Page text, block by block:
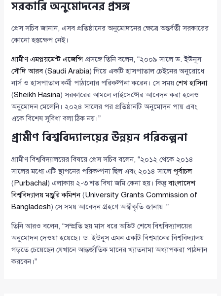
সরকারি অনুমোদনের প্রসঙ্গ
প্রেস সচিব জানান, এসব প্রতিষ্ঠানের অনুমোদনের ক্ষেত্রে অন্তর্বর্তী সরকারের
কোনো হস্তক্ষেপ নেই।
গ্রামীণ এমপ্লয়মেন্ট এজেন্সি প্রসঙ্গে তিনি বলেন, “২০০৯ সালে ড. ইউনূস
সৌদি আরব(Saudi Arabia) গিয়ে একটি হাসপাতাল চেইনের অনুরোধে
নার্স ও হাসপাতাল কর্মী পাঠানোর পরিকল্পনা করেন। সে সময়শেখ হাসিনা
(Sheikh Hasina) সরকারের আমলে লাইসেন্সের আবেদন করা হলেও
অনুমোদন মেলেনি। ২০২৪ সালের পর প্রতিষ্ঠানটি অনুমোদন পায় এবং
একে বিশেষ সুবিধা বলা ঠিক নয়।”
গ্রামীণ বিশ্ববিদ্যালয়ের উন্নয়ন পরিকল্পনা
গ্রামীণ বিশ্ববিদ্যালয়ের বিষয়ে প্রেস সচিব বলেন, “২০১২ থেকে ২০১৪
সালের মধ্যে এটি স্থাপনের পরিকল্পনা ছিল এবং ২০১৪ সালে পূর্বাচল
(Purbachal) এলাকায় ২-৩ শত বিঘা জমি কেনা হয়। কিন্তুবাংলাদেশ
বিশ্ববিদ্যালয় মঞ্জুরি কমিশন(University Grants Commission of
Bangladesh) সে সময় আবেদন গ্রহণে অস্বীকৃতি জানায়।”
তিনি আরও বলেন, “সম্প্রতি ছয় মাস ধরে অডিট শেষে বিশ্ববিদ্যালয়ের
অনুমোদন দেওয়া হয়েছে। ড. ইউনূস এমন একটি বিশ্বমানের বিশ্ববিদ্যালয়
গড়তে চেয়েছেন যেখানে আন্তর্জাতিক মানের খ্যাতনামা অধ্যাপকরা পাঠদান
করবেন।”